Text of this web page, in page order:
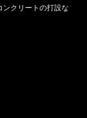
クリートの打設な